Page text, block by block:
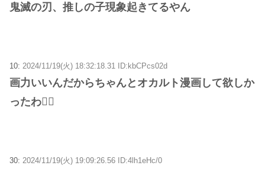
鬼滅の刃、推しの子現象起きてるやん
10: 2024/11/19(火) 18:32:18.31 ID:kbCPcs02d
画力いいんだからちゃんとオカルト漫画して欲しか
ったわ😮‍💨
30: 2024/11/19(火) 19:09:26.56 ID:4lh1eHc/0